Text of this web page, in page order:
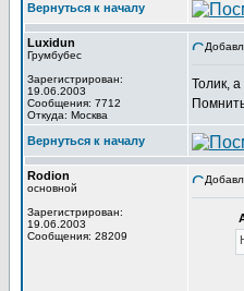
Вернуться к началу
Luxidun
Грумбубес
Зарегистрирован:
19.06.2003
Сообщения: 7712
Откуда: Москва
Толик,
Вернуться к началу
Rodion
основной
Зарегистрирован:
19.06.2003
Сообщения: 28209